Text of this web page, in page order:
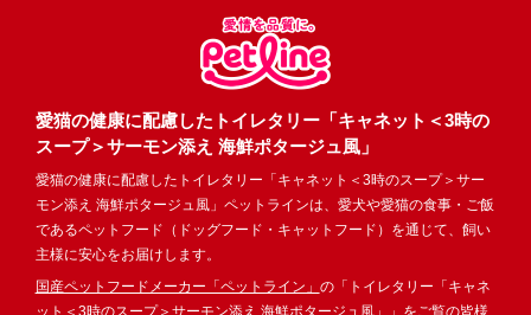
愛猫の健康に配慮したトイレタリー「キャネット＜3時の
スープ＞サーモン添え 海鮮ポタージュ風」
愛猫の健康に配慮したトイレタリー「キャネット＜3時のスープ＞サー
モン添え 海鮮ポタージュ風」ペットラインは、愛犬や愛猫の食事・ご飯
であるペットフード（ドッグフード・キャットフード）を通じて、飼い
主様に安心をお届けします。
国産ペットフードメーカー「ペットライン」 の「トイレタリー「キャネ